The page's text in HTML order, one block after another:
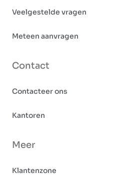
Veelgestelde vragen
Meteen aanvragen
Contact
Contacteer ons
Kantoren
Meer
Klantenzone